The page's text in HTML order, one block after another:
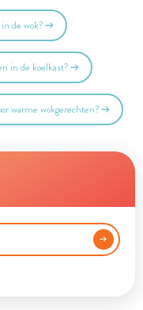
de wok?
in de koelkast?
warme wokgerechten?